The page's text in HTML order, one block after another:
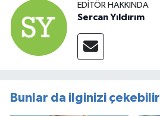
EDITÖR HAKKINDA
Sercan Yıldırım
Bunlar da ilginizi çekebilir